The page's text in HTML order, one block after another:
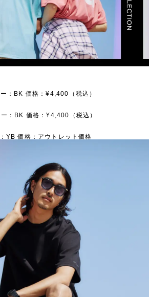
：BK 価格：¥4,400（税込）
：BK 価格：¥4,400（税込）
YB 価格：アウトレット価格